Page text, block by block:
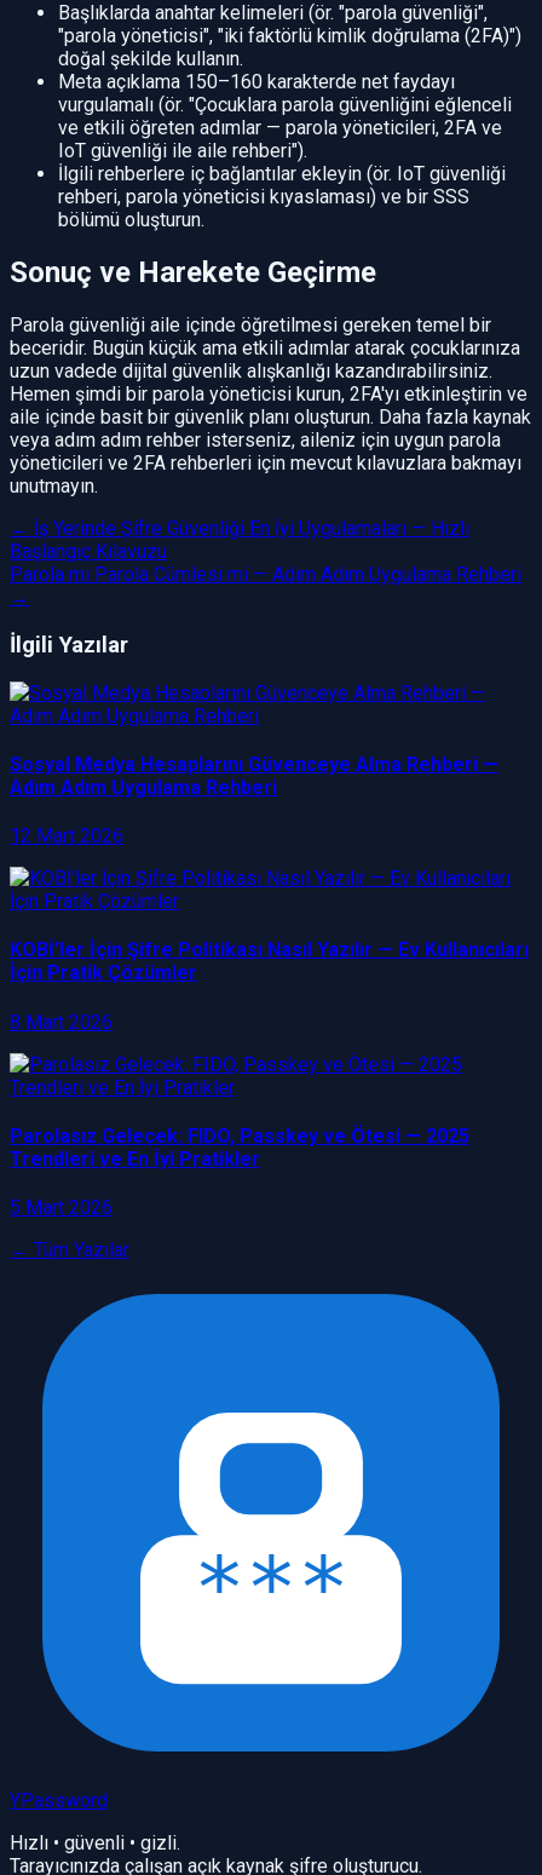
Başlıklarda anahtar kelimeleri (ör. "parola güvenliği",
"parola yöneticisi", "iki faktörlü kimlik doğrulama (2FA)")
doğal şekilde kullanın.
Meta açıklama 150–160 karakterde net faydayı
vurgulamalı (ör. "Çocuklara parola güvenliğini eğlenceli
ve etkili öğreten adımlar — parola yöneticileri, 2FA ve
IoT güvenliği ile aile rehberi").
İlgili rehberlere iç bağlantılar ekleyin (ör. IoT güvenliği
rehberi, parola yöneticisi kıyaslaması) ve bir SSS
bölümü oluşturun.
Sonuç ve Harekete Geçirme
Parola güvenliği aile içinde öğretilmesi gereken temel bir
beceridir. Bugün küçük ama etkili adımlar atarak çocuklarınıza
uzun vadede dijital güvenlik alışkanlığı kazandırabilirsiniz.
Hemen şimdi bir parola yöneticisi kurun, 2FA'yı etkinleştirin ve
aile içinde basit bir güvenlik planı oluşturun. Daha fazla kaynak
veya adım adım rehber isterseniz, aileniz için uygun parola
yöneticileri ve 2FA rehberleri için mevcut kılavuzlara bakmayı
unutmayın.
← İş Yerinde Şifre Güvenliği En İyi Uygulamaları — Hızlı
Başlangıç Kılavuzu
Parola mı Parola Cümlesi mi — Adım Adım Uygulama Rehberi
→
İlgili Yazılar
Sosyal Medya Hesaplarını Güvenceye Alma Rehberi —
Adım Adım Uygulama Rehberi
12 Mart 2026
KOBİ’ler İçin Şifre Politikası Nasıl Yazılır — Ev Kullanıcıları
İçin Pratik Çözümler
8 Mart 2026
Parolasız Gelecek: FIDO, Passkey ve Ötesi — 2025
Trendleri ve En İyi Pratikler
5 Mart 2026
← Tüm Yazılar
YPassword
Hızlı • güvenli • gizli.
Tarayıcınızda çalışan açık kaynak şifre oluşturucu.